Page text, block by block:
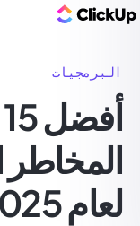
البرمجيات
لعام 2025